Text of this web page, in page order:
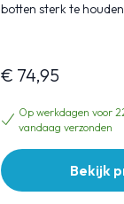
botten sterk te
€ 74,95
Op werkdagen voor
vandaag verzonden
Bekijk